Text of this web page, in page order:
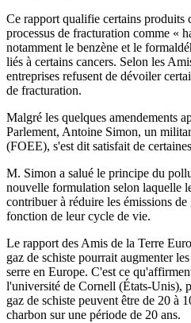
Ce rapport qualifie certains produits
processus de fracturation comme «
notamment le benzène et le
liés à certains cancers. Selon les
entreprises refusent de dévoiler
de fracturation.
Malgré les quelques amendements
Parlement, Antoine Simon, un
(FOEE), s'est dit satisfait de
M. Simon a salué le principe du
nouvelle formulation selon laquelle
contribuer à réduire les émissions de
fonction de leur cycle de vie.
Le rapport des Amis de la Terre
gaz de schiste pourrait augmenter
serre en Europe. C'est ce
l'université de Cornell (États-Unis),
gaz de schiste peuvent être de 20 à
charbon sur une période de 20 ans.